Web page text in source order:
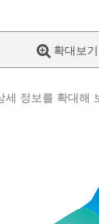
확대보기
세 정보를 확대해